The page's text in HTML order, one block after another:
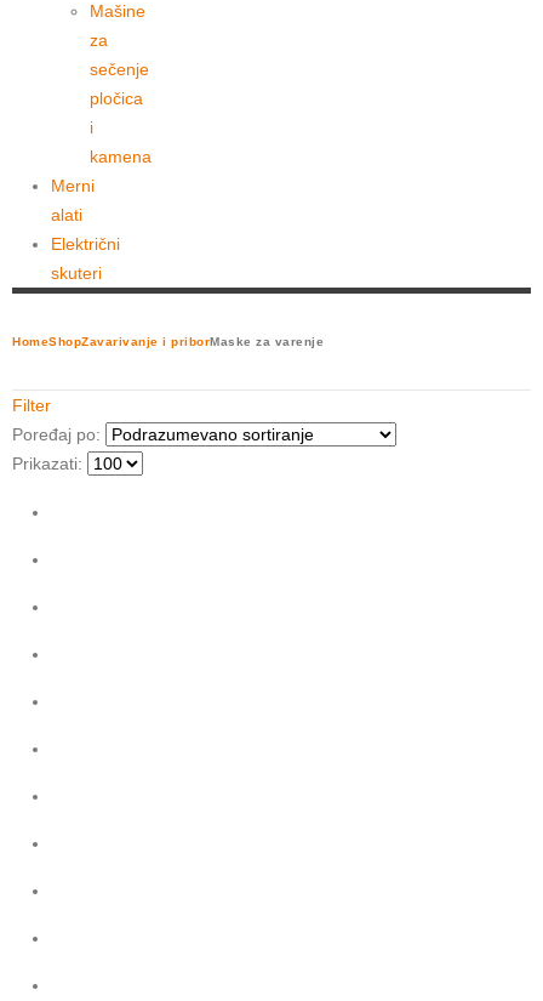
Mašine
za
sečenje
pločica
i
kamena
Merni
alati
Električni
skuteri
HomeShopZavarivanje i priborMaske za varenje
Filter
Poređaj po:
Prikazati: